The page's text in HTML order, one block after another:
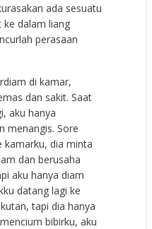
ada sesuatu
dalam liang
perasaan
di kamar,
dan sakit. Saat
aku hanya
menangis. Sore
kamarku, dia minta
dan berusaha
aku hanya diam
datang lagi ke
tapi dia hanya
bibirku, aku